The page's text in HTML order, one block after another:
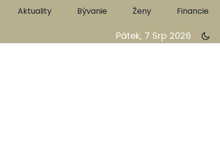
Aktuality Bývanie Ženy Financie
Pátek, 7 Srp 2026